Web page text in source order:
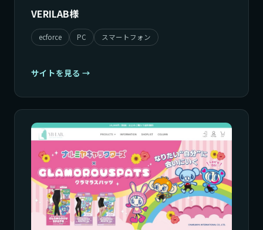
VERILAB様
ecforce PC スマートフォン
サイトを見る